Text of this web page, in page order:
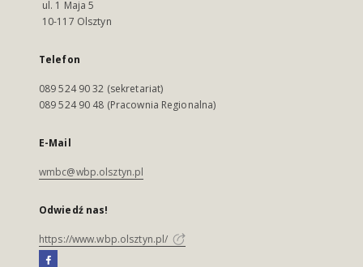
ul. 1 Maja 5
10-117 Olsztyn
Telefon
089 524 90 32 (sekretariat)
089 524 90 48 (Pracownia Regionalna)
E-Mail
wmbc@wbp.olsztyn.pl
Odwiedź nas!
https://www.wbp.olsztyn.pl/